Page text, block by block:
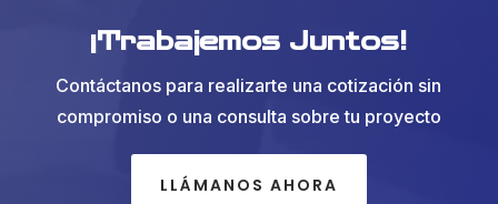
¡Trabajemos Juntos!
Contáctanos para realizarte una cotización sin
compromiso o una consulta sobre tu proyecto
LLÁMANOS AHORA